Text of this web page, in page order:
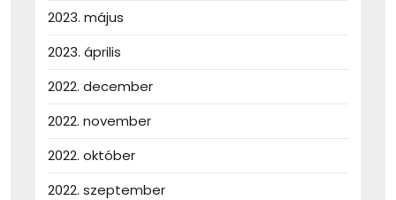
2023. május
2023. április
2022. december
2022. november
2022. október
2022. szeptember